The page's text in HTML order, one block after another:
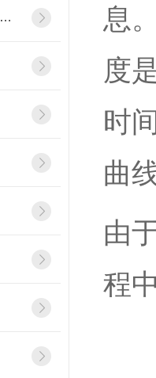
热卖！YOSHIMITSU小平
息
度
时
曲
由
程